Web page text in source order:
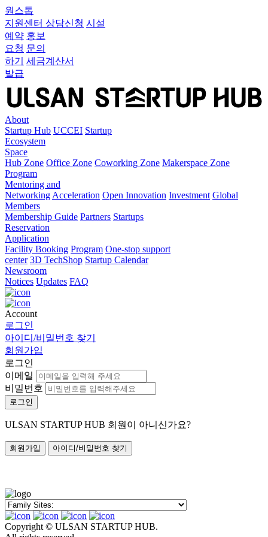
원스톱
지원센터 상담신청 시설
예약 홍보
요청 문의
하기
세금계산서
발급
About
Startup Hub UCCEI Startup
Ecosystem
Space
Hub Zone Office Zone Coworking Zone Makerspace Zone
Program
Mentoring and
Networking Acceleration Open Innovation Investment Global
Members
Membership Guide Partners Startups
Reservation
Application
Facility Booking Program One-stop support
center 3D TechShop Startup Calendar
Newsroom
Notices Updates FAQ
Account
로그인
아이디/비밀번호 찾기
회원가입
로그인
이메일
비밀번호
로그인
ULSAN STARTUP HUB 회원이 아니신가요?
회원가입 아이디/비밀번호 찾기
Copyright © ULSAN STARTUP HUB.